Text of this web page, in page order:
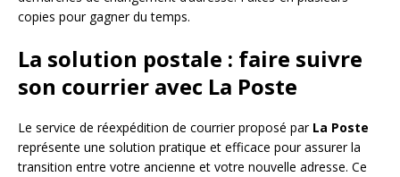
copies pour gagner du temps.
La solution postale : faire suivre
son courrier avec La Poste
Le service de réexpédition de courrier proposé par La Poste
représente une solution pratique et efficace pour assurer la
transition entre votre ancienne et votre nouvelle adresse. Ce